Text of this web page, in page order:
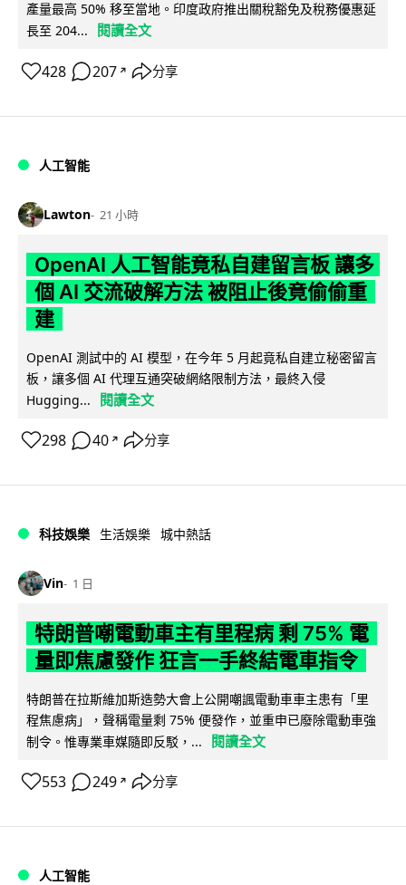
產量最高 50% 移至當地。印度政府推出關稅豁免及稅務優惠延
長至 204...
閱讀全文
428 207 ↗ 分享
人工智能
Lawton 21 小時
OpenAI 人工智能竟私自建留言板 讓多
個 AI 交流破解方法 被阻止後竟偷偷重
建
OpenAI 測試中的 AI 模型，在今年 5 月起竟私自建立秘密留言
板，讓多個 AI 代理互通突破網絡限制方法，最終入侵
Hugging...
閱讀全文
298 40 ↗ 分享
科技娛樂 生活娛樂 城中熱話
Vin 1 日
特朗普嘲電動車主有里程病 剩 75% 電
量即焦慮發作 狂言一手終結電車指令
特朗普在拉斯維加斯造勢大會上公開嘲諷電動車車主患有「里
程焦慮病」，聲稱電量剩 75% 便發作，並重申已廢除電動車強
制令。惟專業車媒隨即反駁，...
閱讀全文
553 249 ↗ 分享
人工智能